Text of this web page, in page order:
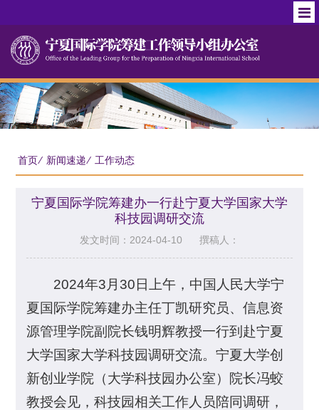
首页 ⁄ 新闻速递 ⁄ 工作动态
宁夏国际学院筹建办一行赴宁夏大学国家大学
科技园调研交流
发文时间：2024-04-10 撰稿人：
2024年3月30日上午，中国人民大学宁
夏国际学院筹建办主任丁凯研究员、信息资
源管理学院副院长钱明辉教授一行到赴宁夏
大学国家大学科技园调研交流。宁夏大学创
新创业学院（大学科技园办公室）院长冯蛟
教授会见，科技园相关工作人员陪同调研，